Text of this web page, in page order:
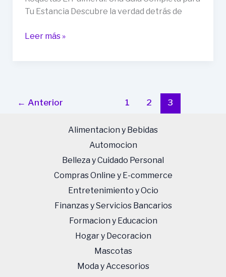
Mar
Tu Estancia Descubre la verdad detrás de
Opiniones
Hotel
Completa
Leer más »
← Anterior 1 2 3
Alimentacion y Bebidas
Automocion
Belleza y Cuidado Personal
Compras Online y E-commerce
Entretenimiento y Ocio
Finanzas y Servicios Bancarios
Formacion y Educacion
Hogar y Decoracion
Mascotas
Moda y Accesorios